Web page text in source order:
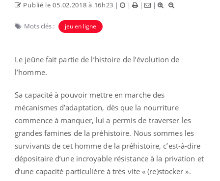
Publié le 05.02.2018 à 16h23 | | | |
Mots clés : jeu en ligne
Le jeûne fait partie de l’histoire de l’évolution de
l’homme.
Sa capacité à pouvoir mettre en marche des
mécanismes d’adaptation, dès que la nourriture
commence à manquer, lui a permis de traverser les
grandes famines de la préhistoire. Nous sommes les
survivants de cet homme de la préhistoire, c’est-à-dire
dépositaire d’une incroyable résistance à la privation et
d’une capacité particulière à très vite « (re)stocker ».